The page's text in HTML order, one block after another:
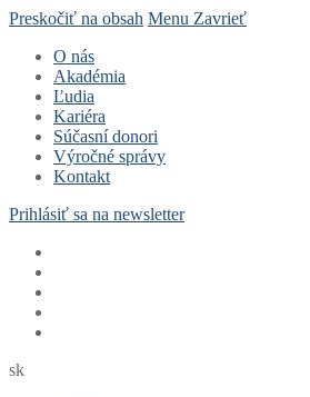
Preskočiť na obsah Menu Zavrieť
O nás
Akadémia
Ľudia
Kariéra
Súčasní donori
Výročné správy
Kontakt
Prihlásiť sa na newsletter
sk